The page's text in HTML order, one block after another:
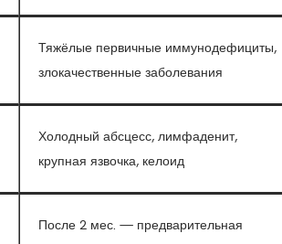
Тяжёлые первичные иммунодефициты,
злокачественные заболевания
Холодный абсцесс, лимфаденит,
крупная язвочка, келоид
После 2 мес. — предварительная